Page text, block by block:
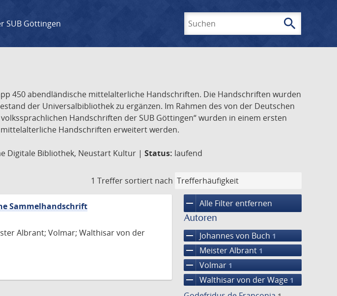
SUB Göttingen search
450 abendländische mittelalterliche Handschriften. Die Handschriften wurden
der Universalbibliothek zu ergänzen. Im Rahmen des von der Deutschen
Handschriften der SUB Göttingen“ wurden in einem ersten
Handschriften erweitert werden.
Digitale Bibliothek, Neustart Kultur | Status: laufend
1 Treffer sortiert nach
remove Alle Filter entfernen
Autoren
remove Johannes von Buch 1
remove Meister Albrant 1
remove Volmar 1
remove Walthisar von der Wage 1
Sammelhandschrift
Albrant; Volmar; Walthisar von der